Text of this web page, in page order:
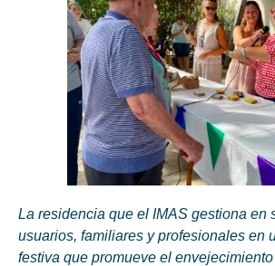
La residencia que el IMAS gestiona en
usuarios, familiares y profesionales en
festiva que promueve el